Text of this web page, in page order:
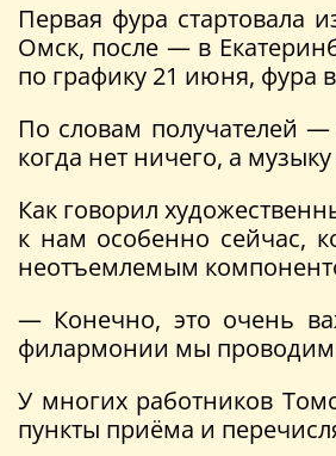
Первая фура стартовала
Омск, после — в
по графику 21 июня, фура
По словам получателей —
когда нет ничего, а
Как говорил
к нам особенно сейчас,
неотъемлемым
— Конечно, это очень
филармонии мы проводим
У многих работников
пункты приёма и